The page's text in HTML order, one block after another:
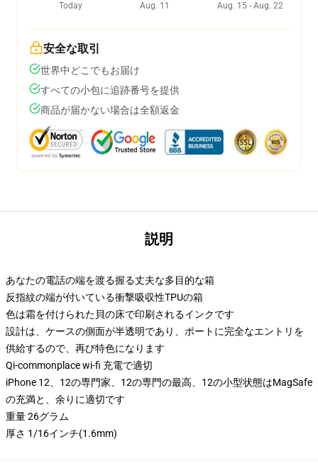
Today
Aug. 11
Aug. 15 - Aug. 22
安全な取引
世界中どこでもお届け
すべての小包に追跡番号を提供
商品が届かない場合は全額返金
説明
あなたの電話の端を渡る握る丈夫な多目的な箱
反指紋の端が付いている衝撃吸収性TPUの箱
色は霜を付けられた貝の床で印刷されるインクです
設計は、ケースの側面が半透明であり、ポートに完全なエントリを
供給するので、再び特色になります
Qi-commonplace wi-fi 充電で適切
iPhone 12、12の専門家、12の専門の最高、12の小型状態はMagSafe
の充満と、余りに適切です
重量 26グラム
厚さ 1/16インチ(1.6mm)